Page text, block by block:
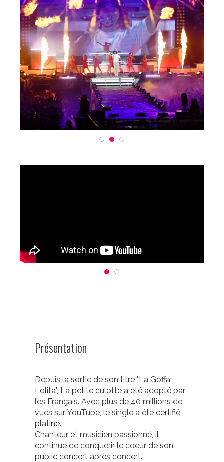
Présentation
Depuis la sortie de son titre "La Goffa
Lolita", La petite culotte a été adopté par
les Français. Avec plus de 40 millions de
vues sur YouTube, le single a été certifié
platine.
Chanteur et musicien passionné, il
continue de conquerir le coeur de son
public concert après concert.